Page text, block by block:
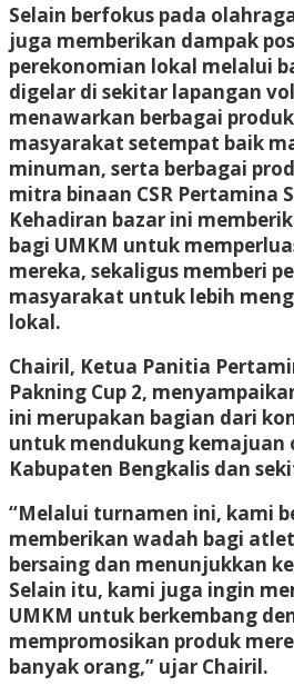
Selain berfokus pada
juga memberikan dampak
perekonomian lokal melalui
digelar di sekitar lapangan
menawarkan berbagai
masyarakat setempat baik
minuman, serta berbagai
mitra binaan CSR Pertamina
Kehadiran bazar ini
bagi UMKM untuk
mereka, sekaligus memberi
masyarakat untuk lebih
lokal.
Chairil, Ketua Panitia
Pakning Cup 2,
ini merupakan bagian dari
untuk mendukung kemajuan
Kabupaten Bengkalis dan
“Melalui turnamen ini, kami
memberikan wadah bagi
bersaing dan menunjukkan
Selain itu, kami juga ingin
UMKM untuk berkembang
mempromosikan produk
banyak orang,” ujar Chairil.